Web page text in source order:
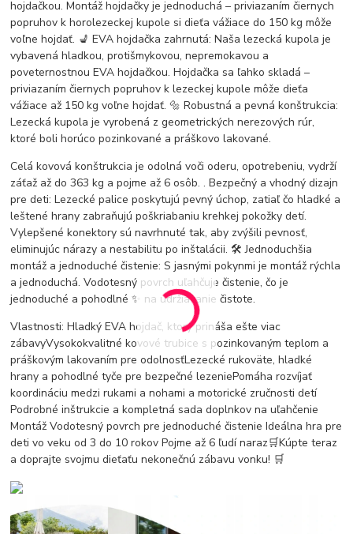
hojdačkou. Montáž hojdačky je jednoduchá – priviazaním čiernych
popruhov k horolezeckej kupole si dieťa vážiace do 150 kg môže
voľne hojdať. 💺 EVA hojdačka zahrnutá: Naša lezecká kupola je
vybavená hladkou, protišmykovou, nepremokavou a
poveternostnou EVA hojdačkou. Hojdačka sa ľahko skladá –
priviazaním čiernych popruhov k lezeckej kupole môže dieťa
vážiace až 150 kg voľne hojdať. 🔩 Robustná a pevná konštrukcia:
Lezecká kupola je vyrobená z geometrických nerezových rúr,
ktoré boli horúco pozinkované a práškovo lakované.
Celá kovová konštrukcia je odolná voči oderu, opotrebeniu, vydrží
záťaž až do 363 kg a pojme až 6 osôb.️ ️. Bezpečný a vhodný dizajn
pre deti: Lezecké palice poskytujú pevný úchop, zatiaľ čo hladké a
leštené hrany zabraňujú poškriabaniu krehkej pokožky detí.
Vylepšené konektory sú navrhnuté tak, aby zvýšili pevnosť,
eliminujúc nárazy a nestabilitu po inštalácii. 🛠️ Jednoduchšia
montáž a jednoduché čistenie: S jasnými pokynmi je montáž rýchla
a jednoduchá. Vodotesný povrch uľahčuje čistenie, čo je
jednoduché a pohodlné ✨ na udržiavanie čistote.
Vlastnosti: Hladký EVA hojdač, ktorý prináša ešte viac
zábavyVysokokvalitné kovové trubice s pozinkovaným teplom a
práškovým lakovaním pre odolnosťLezecké rukoväte, hladké
hrany a pohodlné tyče pre bezpečné lezeniePomáha rozvíjať
koordináciu medzi rukami a nohami a motorické zručnosti detí
Podrobné inštrukcie a kompletná sada doplnkov na uľahčenie
Montáž Vodotesný povrch pre jednoduché čistenie Ideálna hra pre
deti vo veku od 3 do 10 rokov Pojme až 6 ľudí naraz🛒Kúpte teraz
a doprajte svojmu dieťaťu nekonečnú zábavu vonku! 🛒